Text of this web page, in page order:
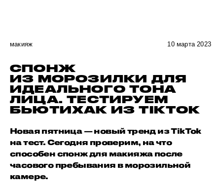
макияж 10 марта 2023
СПОНЖ
ИЗ МОРОЗИЛКИ ДЛЯ
ИДЕАЛЬНОГО ТОНА
ЛИЦА. ТЕСТИРУЕМ
БЬЮТИХАК ИЗ TIKTOK
Новая пятница — новый тренд из TikTok
на тест. Сегодня проверим, на что
способен спонж для макияжа после
часового пребывания в морозильной
камере.